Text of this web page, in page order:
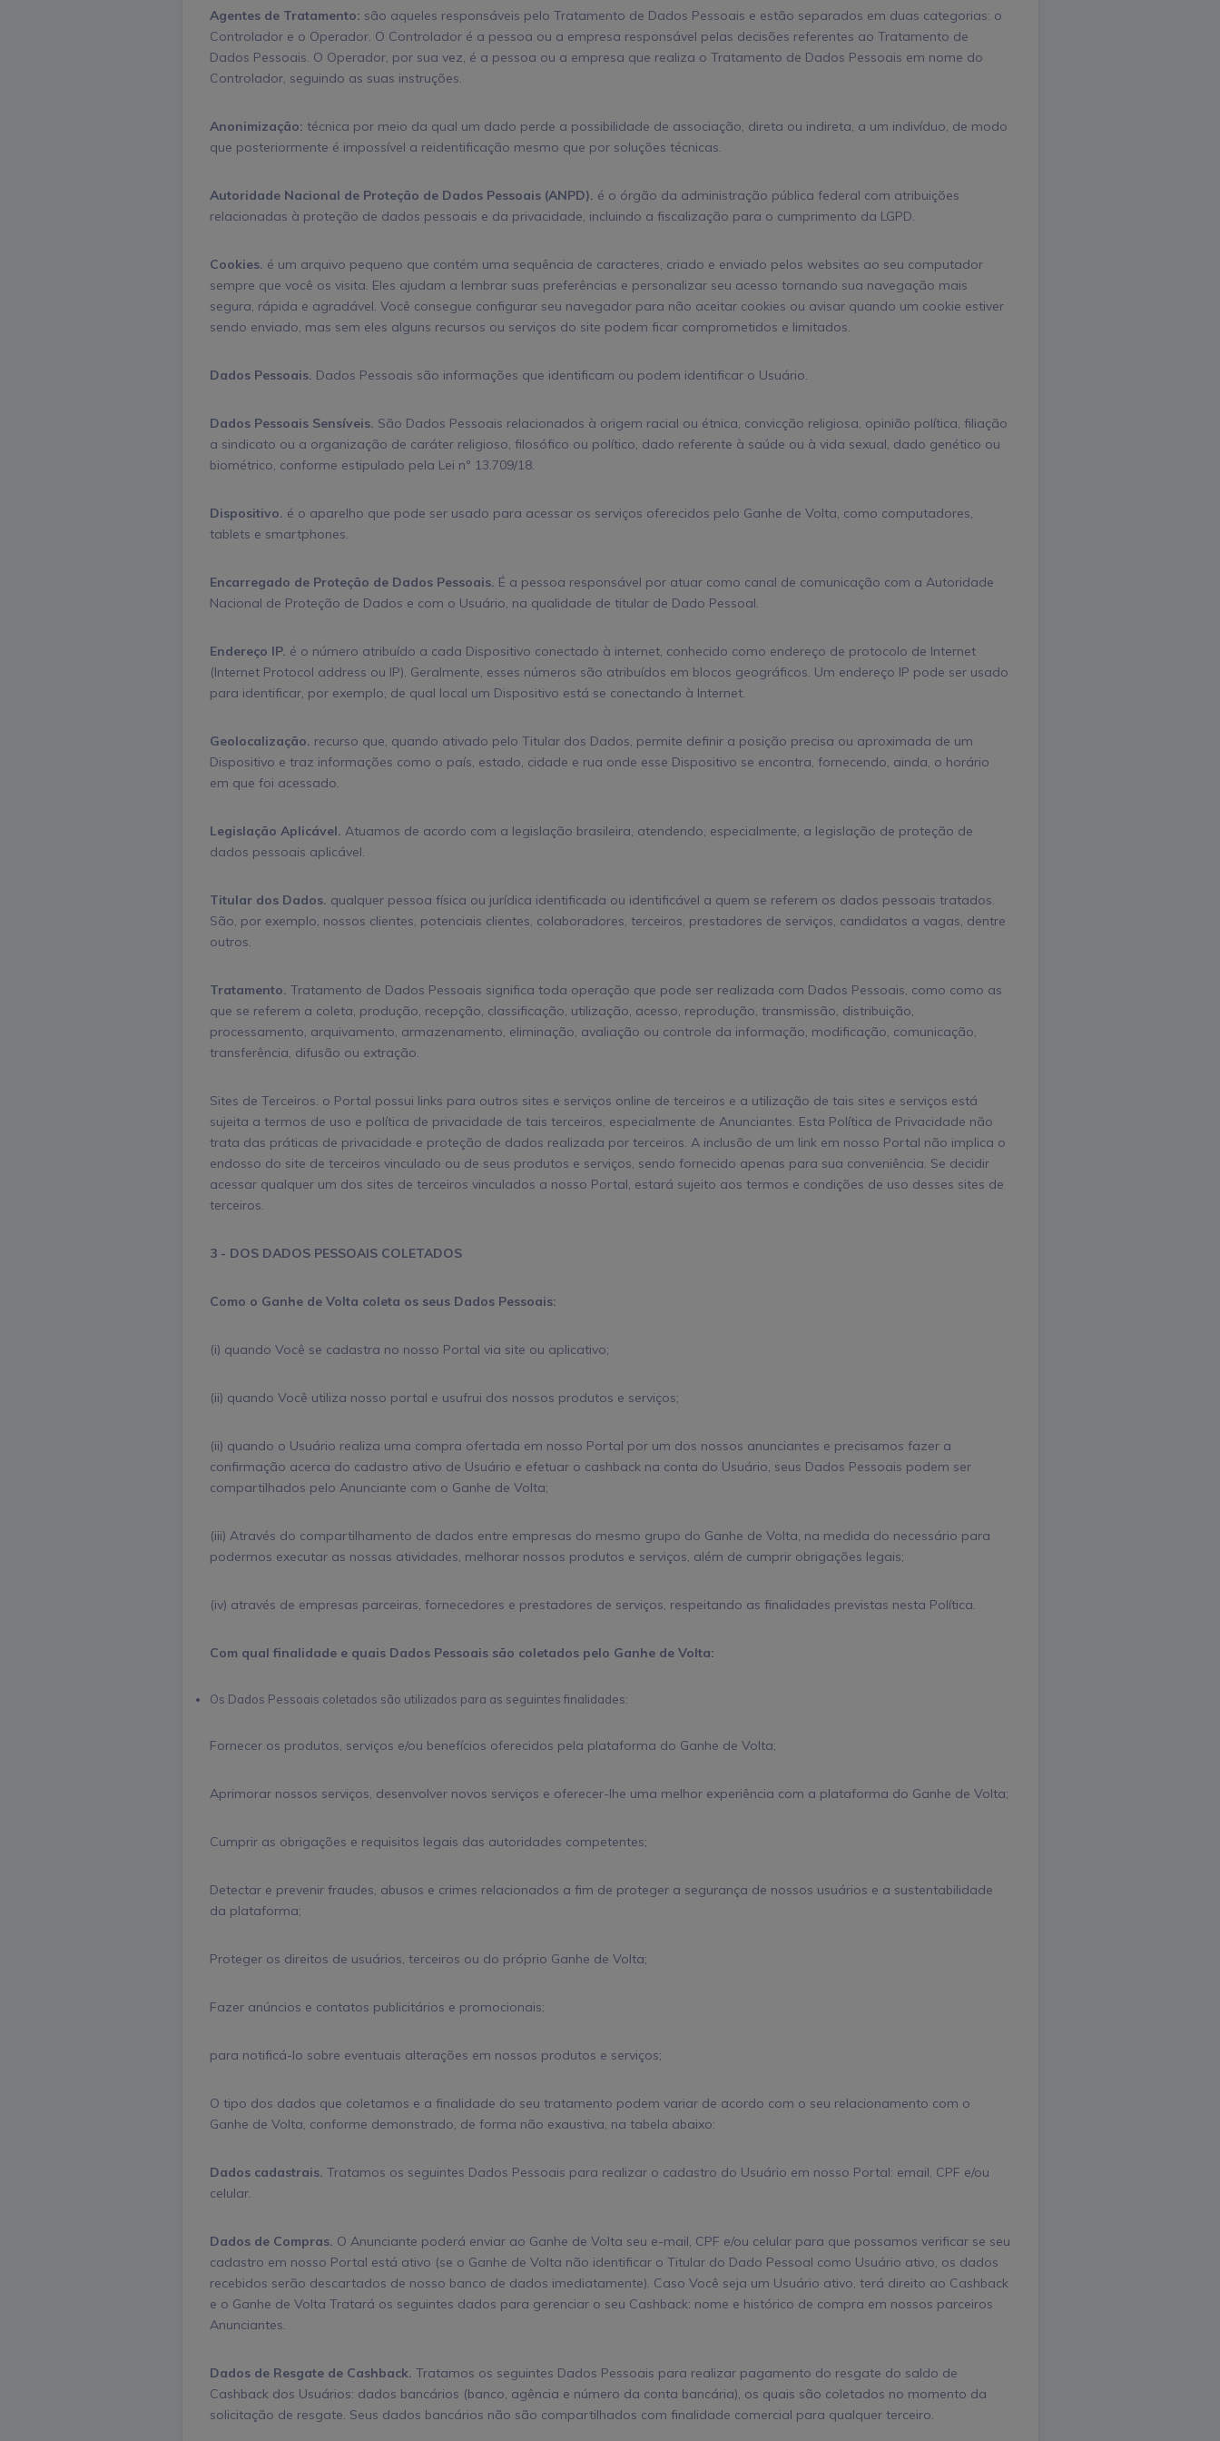
Agentes de Tratamento: são aqueles responsáveis pelo Tratamento de Dados Pessoais e estão separados em duas categorias: o
Controlador e o Operador. O Controlador é a pessoa ou a empresa responsável pelas decisões referentes ao Tratamento de
Dados Pessoais. O Operador, por sua vez, é a pessoa ou a empresa que realiza o Tratamento de Dados Pessoais em nome do
Controlador, seguindo as suas instruções.
Anonimização: técnica por meio da qual um dado perde a possibilidade de associação, direta ou indireta, a um indivíduo, de modo
que posteriormente é impossível a reidentificação mesmo que por soluções técnicas.
Autoridade Nacional de Proteção de Dados Pessoais (ANPD). é o órgão da administração pública federal com atribuições
relacionadas à proteção de dados pessoais e da privacidade, incluindo a fiscalização para o cumprimento da LGPD.
Cookies. é um arquivo pequeno que contém uma sequência de caracteres, criado e enviado pelos websites ao seu computador
sempre que você os visita. Eles ajudam a lembrar suas preferências e personalizar seu acesso tornando sua navegação mais
segura, rápida e agradável. Você consegue configurar seu navegador para não aceitar cookies ou avisar quando um cookie estiver
sendo enviado, mas sem eles alguns recursos ou serviços do site podem ficar comprometidos e limitados.
Dados Pessoais. Dados Pessoais são informações que identificam ou podem identificar o Usuário.
Dados Pessoais Sensíveis. São Dados Pessoais relacionados à origem racial ou étnica, convicção religiosa, opinião política, filiação
a sindicato ou a organização de caráter religioso, filosófico ou político, dado referente à saúde ou à vida sexual, dado genético ou
biométrico, conforme estipulado pela Lei nº 13.709/18.
Dispositivo. é o aparelho que pode ser usado para acessar os serviços oferecidos pelo Ganhe de Volta, como computadores,
tablets e smartphones.
Encarregado de Proteção de Dados Pessoais. É a pessoa responsável por atuar como canal de comunicação com a Autoridade
Nacional de Proteção de Dados e com o Usuário, na qualidade de titular de Dado Pessoal.
Endereço IP. é o número atribuído a cada Dispositivo conectado à internet, conhecido como endereço de protocolo de Internet
(Internet Protocol address ou IP). Geralmente, esses números são atribuídos em blocos geográficos. Um endereço IP pode ser usado
para identificar, por exemplo, de qual local um Dispositivo está se conectando à Internet.
Geolocalização. recurso que, quando ativado pelo Titular dos Dados, permite definir a posição precisa ou aproximada de um
Dispositivo e traz informações como o país, estado, cidade e rua onde esse Dispositivo se encontra, fornecendo, ainda, o horário
em que foi acessado.
Legislação Aplicável. Atuamos de acordo com a legislação brasileira, atendendo, especialmente, a legislação de proteção de
dados pessoais aplicável.
Titular dos Dados. qualquer pessoa física ou jurídica identificada ou identificável a quem se referem os dados pessoais tratados.
São, por exemplo, nossos clientes, potenciais clientes, colaboradores, terceiros, prestadores de serviços, candidatos a vagas, dentre
outros.
Tratamento. Tratamento de Dados Pessoais significa toda operação que pode ser realizada com Dados Pessoais, como como as
que se referem a coleta, produção, recepção, classificação, utilização, acesso, reprodução, transmissão, distribuição,
processamento, arquivamento, armazenamento, eliminação, avaliação ou controle da informação, modificação, comunicação,
transferência, difusão ou extração.
Sites de Terceiros. o Portal possui links para outros sites e serviços online de terceiros e a utilização de tais sites e serviços está
sujeita a termos de uso e política de privacidade de tais terceiros, especialmente de Anunciantes. Esta Política de Privacidade não
trata das práticas de privacidade e proteção de dados realizada por terceiros. A inclusão de um link em nosso Portal não implica o
endosso do site de terceiros vinculado ou de seus produtos e serviços, sendo fornecido apenas para sua conveniência. Se decidir
acessar qualquer um dos sites de terceiros vinculados a nosso Portal, estará sujeito aos termos e condições de uso desses sites de
terceiros.
3 - DOS DADOS PESSOAIS COLETADOS
Como o Ganhe de Volta coleta os seus Dados Pessoais:
(i) quando Você se cadastra no nosso Portal via site ou aplicativo;
(ii) quando Você utiliza nosso portal e usufrui dos nossos produtos e serviços;
(ii) quando o Usuário realiza uma compra ofertada em nosso Portal por um dos nossos anunciantes e precisamos fazer a
confirmação acerca do cadastro ativo de Usuário e efetuar o cashback na conta do Usuário, seus Dados Pessoais podem ser
compartilhados pelo Anunciante com o Ganhe de Volta;
(iii) Através do compartilhamento de dados entre empresas do mesmo grupo do Ganhe de Volta, na medida do necessário para
podermos executar as nossas atividades, melhorar nossos produtos e serviços, além de cumprir obrigações legais;
(iv) através de empresas parceiras, fornecedores e prestadores de serviços, respeitando as finalidades previstas nesta Política.
Com qual finalidade e quais Dados Pessoais são coletados pelo Ganhe de Volta:
Os Dados Pessoais coletados são utilizados para as seguintes finalidades:
Fornecer os produtos, serviços e/ou benefícios oferecidos pela plataforma do Ganhe de Volta;
Aprimorar nossos serviços, desenvolver novos serviços e oferecer-lhe uma melhor experiência com a plataforma do Ganhe de Volta;
Cumprir as obrigações e requisitos legais das autoridades competentes;
Detectar e prevenir fraudes, abusos e crimes relacionados a fim de proteger a segurança de nossos usuários e a sustentabilidade
da plataforma;
Proteger os direitos de usuários, terceiros ou do próprio Ganhe de Volta;
Fazer anúncios e contatos publicitários e promocionais;
para notificá-lo sobre eventuais alterações em nossos produtos e serviços;
O tipo dos dados que coletamos e a finalidade do seu tratamento podem variar de acordo com o seu relacionamento com o
Ganhe de Volta, conforme demonstrado, de forma não exaustiva, na tabela abaixo:
Dados cadastrais. Tratamos os seguintes Dados Pessoais para realizar o cadastro do Usuário em nosso Portal: email, CPF e/ou
celular.
Dados de Compras. O Anunciante poderá enviar ao Ganhe de Volta seu e-mail, CPF e/ou celular para que possamos verificar se seu
cadastro em nosso Portal está ativo (se o Ganhe de Volta não identificar o Titular do Dado Pessoal como Usuário ativo, os dados
recebidos serão descartados de nosso banco de dados imediatamente). Caso Você seja um Usuário ativo, terá direito ao Cashback
e o Ganhe de Volta Tratará os seguintes dados para gerenciar o seu Cashback: nome e histórico de compra em nossos parceiros
Anunciantes.
Dados de Resgate de Cashback. Tratamos os seguintes Dados Pessoais para realizar pagamento do resgate do saldo de
Cashback dos Usuários: dados bancários (banco, agência e número da conta bancária), os quais são coletados no momento da
solicitação de resgate. Seus dados bancários não são compartilhados com finalidade comercial para qualquer terceiro.